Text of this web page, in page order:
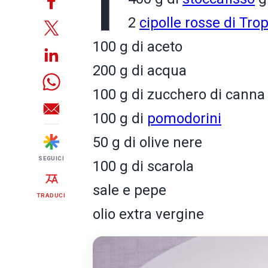
SEGUICI
TRADUCI
2 cipolle rosse di
100 g di aceto
200 g di acqua
100 g di zucchero di canna
100 g di pomodorini
50 g di olive nere
100 g di scarola
sale e pepe
olio extra vergine